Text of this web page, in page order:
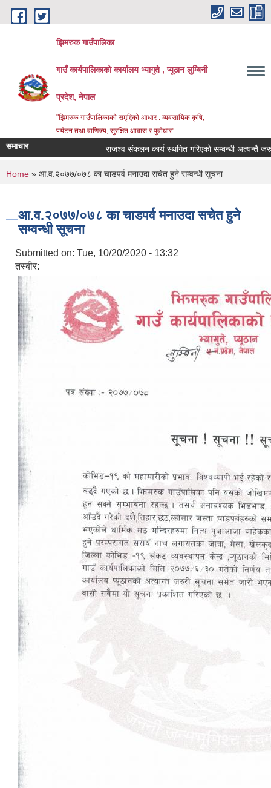
Skip to main content
झिमरुक गाउँपालिका
गाउँ कार्यपालिकाको कार्यालय भ्यागुते , प्यूठान लुम्बिनी
प्रदेश, नेपाल
"झिमरुक गाउँपालिकाको समृद्दिको आधार : व्यवसायिक कृषि,
पर्यटन तथा वाणिज्य, सुरक्षित आवास र पुर्वाधार"
समाचार राजश्व संकलन कार्य स्थगित गरिएको सम्बन्धी अत्यन्तै जरुरी
You are here
Home » आ.व.२०७७/०७८ का चाडपर्व मनाउदा सचेत हुने सम्वन्धी सूचना
आ.व.२०७७/०७८ का चाडपर्व मनाउदा सचेत हुने
सम्वन्धी सूचना
Submitted on: Tue, 10/20/2020 - 13:32
तस्बीर: